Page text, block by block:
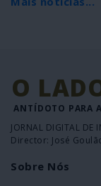
O
ANTÍDOTO PARA
JORNAL DIGITAL DE
Director: José
Sobre Nós